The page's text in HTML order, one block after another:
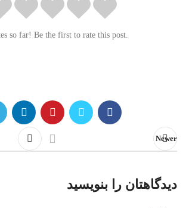
so far! Be the first to rate this post.
Newer
دیدگاهتان را بنویسید